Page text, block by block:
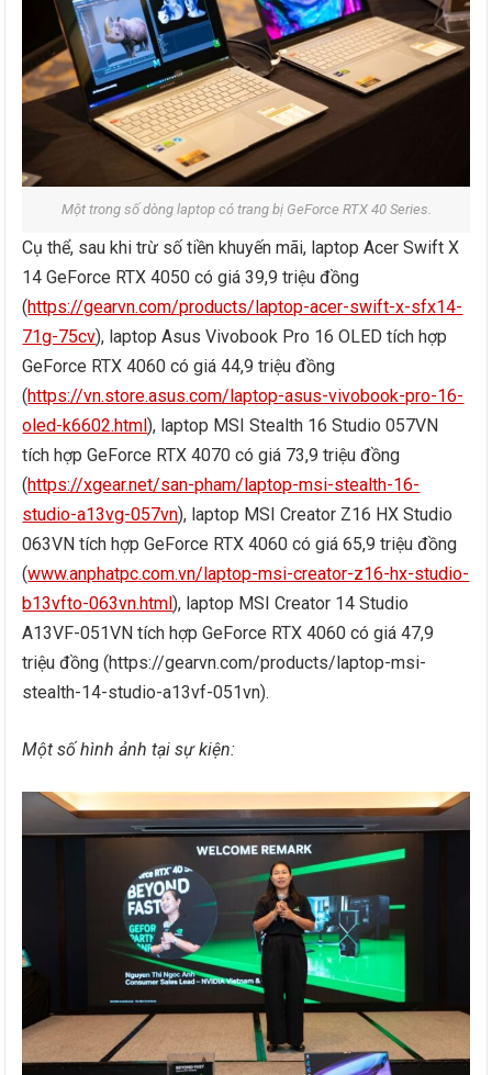
Một trong số dòng laptop có trang bị GeForce RTX 40 Series.
Cụ thể, sau khi trừ số tiền khuyến mãi, laptop Acer Swift X
14 GeForce RTX 4050 có giá 39,9 triệu đồng
(https://gearvn.com/products/laptop-acer-swift-x-sfx14-
71g-75cv), laptop Asus Vivobook Pro 16 OLED tích hợp
GeForce RTX 4060 có giá 44,9 triệu đồng
(https://vn.store.asus.com/laptop-asus-vivobook-pro-16-
oled-k6602.html), laptop MSI Stealth 16 Studio 057VN
tích hợp GeForce RTX 4070 có giá 73,9 triệu đồng
(https://xgear.net/san-pham/laptop-msi-stealth-16-
studio-a13vg-057vn), laptop MSI Creator Z16 HX Studio
063VN tích hợp GeForce RTX 4060 có giá 65,9 triệu đồng
(www.anphatpc.com.vn/laptop-msi-creator-z16-hx-studio-
b13vfto-063vn.html), laptop MSI Creator 14 Studio
A13VF-051VN tích hợp GeForce RTX 4060 có giá 47,9
triệu đồng (https://gearvn.com/products/laptop-msi-
stealth-14-studio-a13vf-051vn).
Một số hình ảnh tại sự kiện: